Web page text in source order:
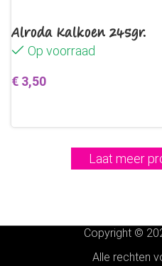
Alroda Kalkoen 245gr.
Op voorraad
€ 3,50
Laat meer
Copyright ©
Alle rechten